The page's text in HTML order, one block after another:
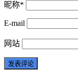
昵称*
E-mail
网站